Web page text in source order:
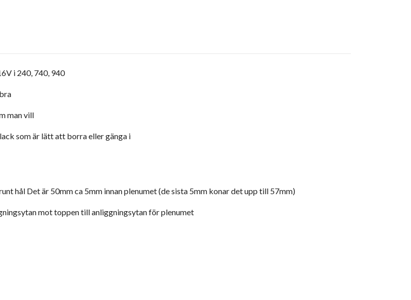
i 240, 740, 940
man vill
som är lätt att borra eller gänga i
hål Det är 50mm ca 5mm innan plenumet (de sista 5mm konar det upp till 57mm)
mot toppen till anliggningsytan för plenumet